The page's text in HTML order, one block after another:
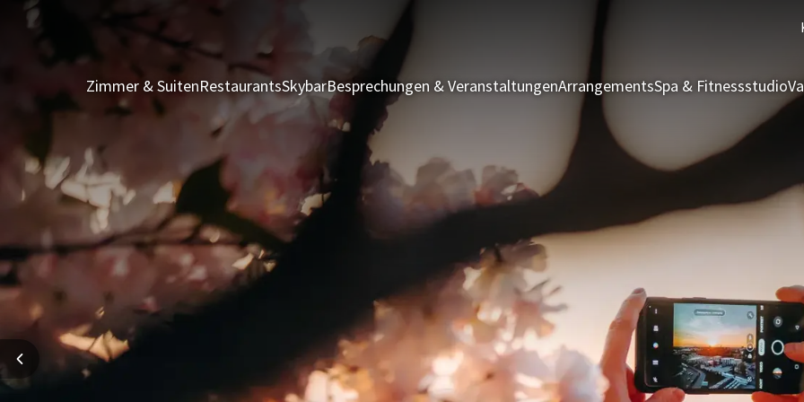
Zimmer & SuitenRestaurantsSkybarBesprechungen & VeranstaltungenArrangementsSpa & Fitnessstudio